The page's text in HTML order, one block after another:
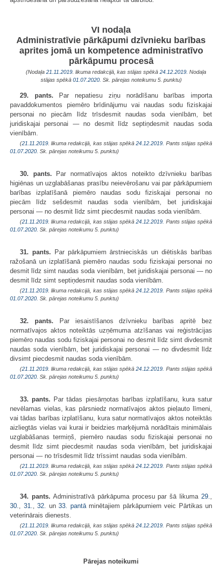
VI nodaļa
Administratīvie pārkāpumi dzīvnieku barības
aprites jomā un kompetence administratīvo
pārkāpumu procesā
(Nodaļa 21.11.2019 . likuma redakcijā, kas stājas spēkā 24.12.2019. Nodaļa
stājas spēkā 01.07.2020. Sk. pārejas noteikumu 5. punktu)
29. pants. Par nepatiesu ziņu norādīšanu barības importa
pavaddokumentos piemēro brīdinājumu vai naudas sodu fiziskajai
personai no piecām līdz trīsdesmit naudas soda vienībām, bet
juridiskajai personai — no desmit līdz septiņdesmit naudas soda
vienībām.
(21.11.2019 . likuma redakcijā, kas stājas spēkā24.12.2019. Pants stājas spēkā
01.07.2020. Sk. pārejas noteikumu 5. punktu)
30. pants. Par normatīvajos aktos noteikto dzīvnieku barības
higiēnas un uzglabāšanas prasību neievērošanu vai par pārkāpumiem
barības izplatīšanā piemēro naudas sodu fiziskajai personai no
piecām līdz sešdesmit naudas soda vienībām, bet juridiskajai
personai — no desmit līdz simt piecdesmit naudas soda vienībām.
(21.11.2019 . likuma redakcijā, kas stājas spēkā24.12.2019. Pants stājas spēkā
01.07.2020. Sk. pārejas noteikumu 5. punktu)
31. pants. Par pārkāpumiem ārstnieciskās un diētiskās barības
ražošanā un izplatīšanā piemēro naudas sodu fiziskajai personai no
desmit līdz simt naudas soda vienībām, bet juridiskajai personai — no
desmit līdz simt septiņdesmit naudas soda vienībām.
(21.11.2019 . likuma redakcijā, kas stājas spēkā24.12.2019. Pants stājas spēkā
01.07.2020. Sk. pārejas noteikumu 5. punktu)
32. pants. Par iesaistīšanos dzīvnieku barības apritē bez
normatīvajos aktos noteiktās uzņēmuma atzīšanas vai reģistrācijas
piemēro naudas sodu fiziskajai personai no desmit līdz simt divdesmit
naudas soda vienībām, bet juridiskajai personai — no divdesmit līdz
divsimt piecdesmit naudas soda vienībām.
(21.11.2019 . likuma redakcijā, kas stājas spēkā24.12.2019. Pants stājas spēkā
01.07.2020. Sk. pārejas noteikumu 5. punktu)
33. pants. Par tādas piesārņotas barības izplatīšanu, kura satur
nevēlamas vielas, kas pārsniedz normatīvajos aktos pieļauto līmeni,
vai tādas barības izplatīšanu, kura satur normatīvajos aktos noteiktās
aizliegtās vielas vai kurai ir beidzies marķējumā norādītais minimālais
uzglabāšanas termiņš, piemēro naudas sodu fiziskajai personai no
desmit līdz simt piecdesmit naudas soda vienībām, bet juridiskajai
personai — no trīsdesmit līdz trīssimt naudas soda vienībām.
(21.11.2019 . likuma redakcijā, kas stājas spēkā24.12.2019. Pants stājas spēkā
01.07.2020. Sk. pārejas noteikumu 5. punktu)
34. pants. Administratīvā pārkāpuma procesu par šā likuma 29.,
30., 31., 32. un 33. pantāminētajiem pārkāpumiem veic Pārtikas un
veterinārais dienests.
(21.11.2019 . likuma redakcijā, kas stājas spēkā24.12.2019. Pants stājas spēkā
01.07.2020. Sk. pārejas noteikumu 5. punktu)
Pārejas noteikumi